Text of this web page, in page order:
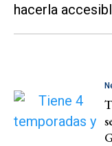
hacerla